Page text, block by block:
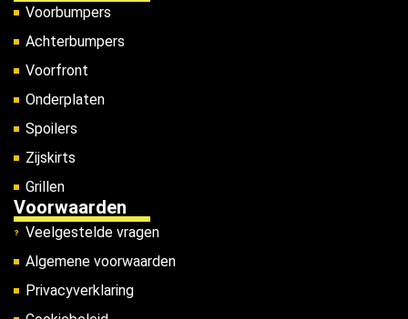
Voorbumpers
Achterbumpers
Voorfront
Onderplaten
Spoilers
Zijskirts
Grillen
Voorwaarden
Veelgestelde vragen
Algemene voorwaarden
Privacyverklaring